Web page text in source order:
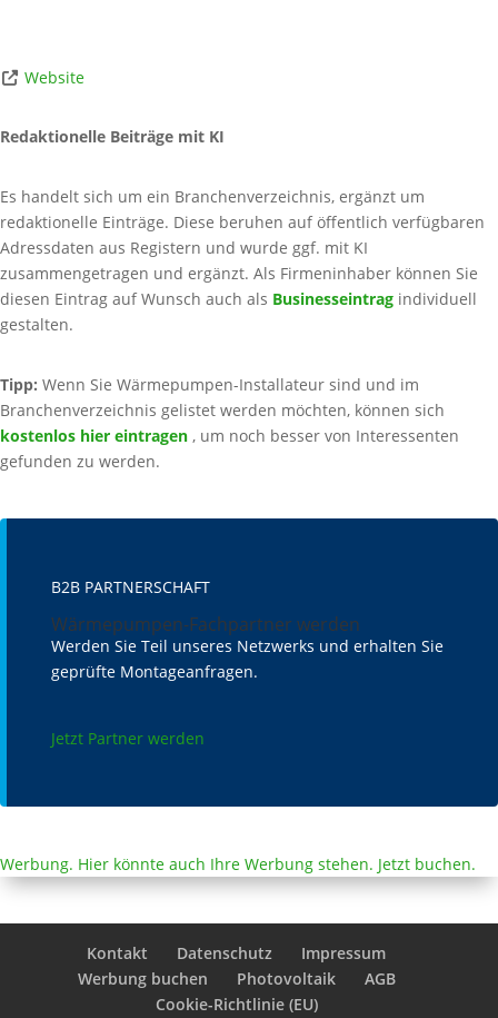
Website
Redaktionelle Beiträge mit KI
Es handelt sich um ein Branchenverzeichnis, ergänzt um
redaktionelle Einträge. Diese beruhen auf öffentlich verfügbaren
Adressdaten aus Registern und wurde ggf. mit KI
zusammengetragen und ergänzt. Als Firmeninhaber können Sie
diesen Eintrag auf Wunsch auch als Businesseintrag individuell
gestalten.
Tipp: Wenn Sie Wärmepumpen-Installateur sind und im
Branchenverzeichnis gelistet werden möchten, können sich
kostenlos hier eintragen , um noch besser von Interessenten
gefunden zu werden.
B2B PARTNERSCHAFT
Wärmepumpen-Fachpartner werden
Werden Sie Teil unseres Netzwerks und erhalten Sie
geprüfte Montageanfragen.
Jetzt Partner werden
Werbung. Hier könnte auch Ihre Werbung stehen. Jetzt buchen.
Kontakt Datenschutz
Impressum
Werbung buchen
Photovoltaik
AGB
Cookie-Richtlinie (EU)